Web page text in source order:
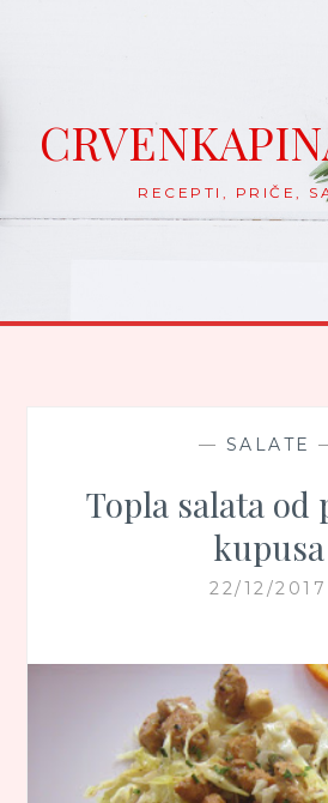
RECEPTI, PRIČE,
— SALATE
Topla salata od
kupusa
22/12/2017